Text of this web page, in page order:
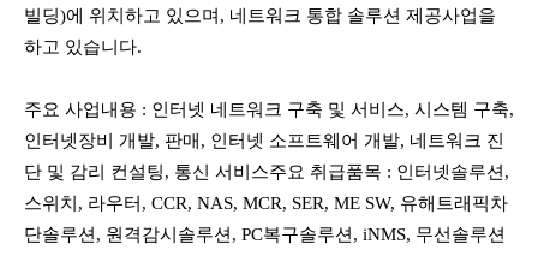
빌딩)에 위치하고 있으며, 네트워크 통합 솔루션 제공사업을
하고 있습니다.
주요 사업내용 : 인터넷 네트워크 구축 및 서비스, 시스템 구축,
인터넷장비 개발, 판매, 인터넷 소프트웨어 개발, 네트워크 진
단 및 감리 컨설팅, 통신 서비스주요 취급품목 : 인터넷솔루션,
스위치, 라우터, CCR, NAS, MCR, SER, ME SW, 유해트래픽차
단솔루션, 원격감시솔루션, PC복구솔루션, iNMS, 무선솔루션